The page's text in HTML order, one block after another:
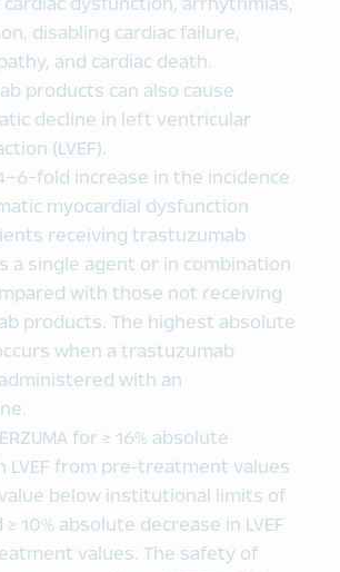
dysfunction, arrhythmias,
disabling cardiac failure,
and cardiac death.
products can also cause
decline in left ventricular
(LVEF).
fold increase in the incidence
myocardial dysfunction
receiving trastuzumab
a single agent or in combination
with those not receiving
products. The highest absolute
when a trastuzumab
with an
for ≥ 16% absolute
LVEF from pre-treatment values
value below institutional limits of
10% absolute decrease in LVEF
values. The safety of